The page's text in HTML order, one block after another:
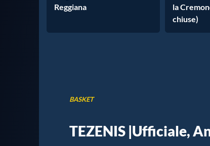
Reggiana
la
chiuse)
BASKET
TEZENIS |Ufficiale,